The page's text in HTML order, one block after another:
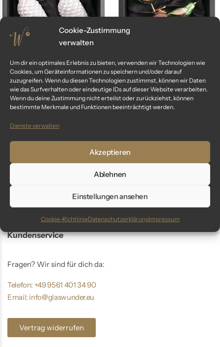
Cookie-Zustimmung
verwalten
Um dir ein optimales Erlebnis zu bieten, verwenden wir Technologien wie
Cookies, um Geräteinformationen zu speichern und/oder darauf
zuzugreifen. Wenn du diesen Technologien zustimmst, können wir Daten
wie das Surfverhalten oder eindeutige IDs auf dieser Website verarbeiten.
Wenn du deine Zustimmung nicht erteilst oder zurückziehst, können
bestimmte Merkmale und Funktionen beeinträchtigt werden.
Dienste verwalten
Akzeptieren
Ablehnen
Einstellungen ansehen
Cookie-RichtlinieDatenschutzerklärungImpressum
„center“ – Zapfen 6 cm |
Christbaumschmuck blau
matt
34,99€
„natures little friend“ – Vogel
8 cm | Christbaumschmuck
grün
34,99€
You've viewed
Kundenservice
Fragen? Wir sind für dich da:
Telefon: +49 9561 401 34 90
Email: info@glaswunder.eu
Vertrag widerrufen